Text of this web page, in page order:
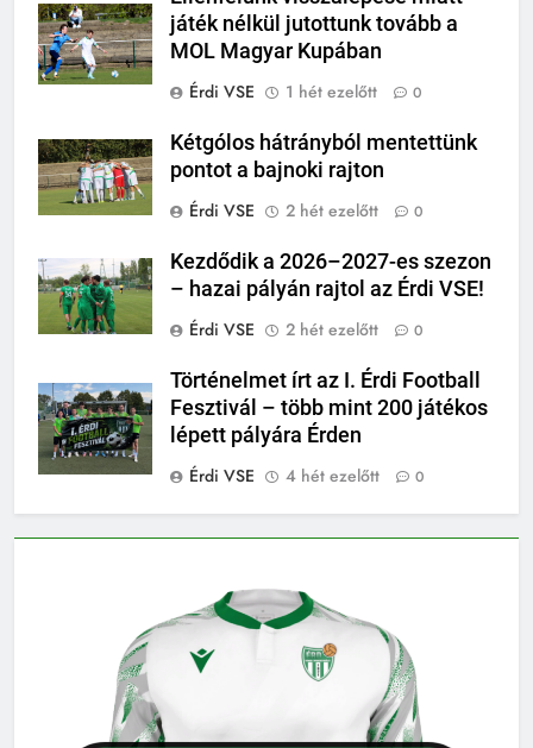
játék nélkül jutottunk tovább a
MOL Magyar Kupában
Érdi VSE
1 hét ezelőtt 0
Kétgólos hátrányból mentettünk
pontot a bajnoki rajton
Érdi VSE
2 hét ezelőtt 0
Kezdődik a 2026–2027-es szezon
– hazai pályán rajtol az Érdi VSE!
Érdi VSE
2 hét ezelőtt 0
Történelmet írt az I. Érdi Football
Fesztivál – több mint 200 játékos
lépett pályára Érden
Érdi VSE
4 hét ezelőtt 0